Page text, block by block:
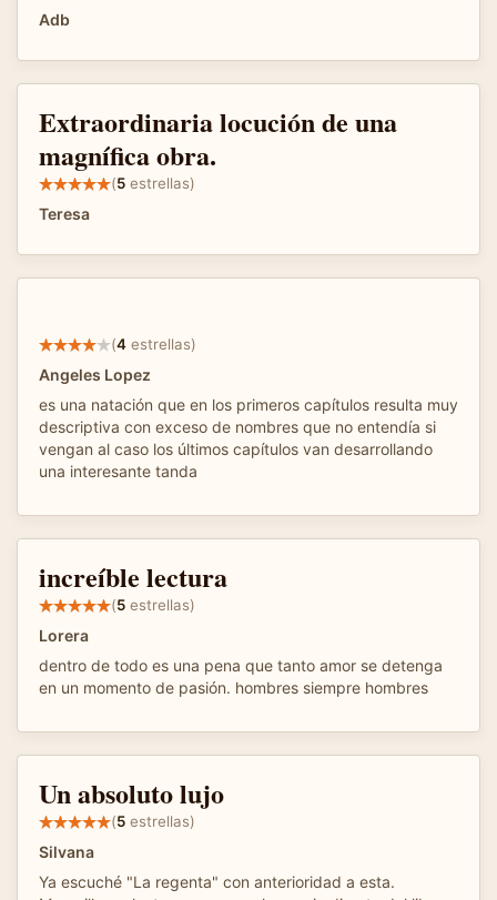
Adb
Extraordinaria locución de una
magnífica obra.
(5 estrellas)
Teresa
(4 estrellas)
Angeles Lopez
es una natación que en los primeros capítulos resulta muy
descriptiva con exceso de nombres que no entendía si
vengan al caso los últimos capítulos van desarrollando
una interesante tanda
increíble lectura
(5 estrellas)
Lorera
dentro de todo es una pena que tanto amor se detenga
en un momento de pasión. hombres siempre hombres
Un absoluto lujo
(5 estrellas)
Silvana
Ya escuché "La regenta" con anterioridad a esta.